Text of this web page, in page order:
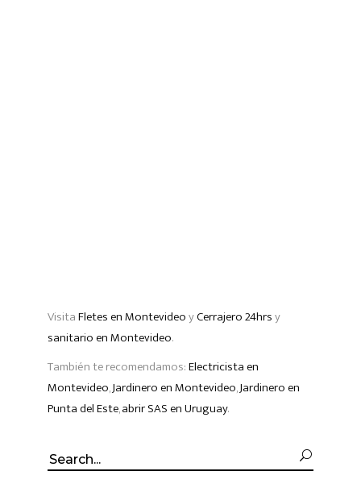
VisitaFletes en MontevideoyCerrajero 24hrsy
sanitario en Montevideo.
También te recomendamos:Electricista en
Montevideo,Jardinero en Montevideo,Jardinero en
Punta del Este,abrir SAS en Uruguay.
Search